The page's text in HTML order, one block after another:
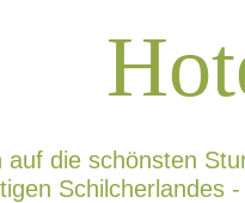
die schönsten